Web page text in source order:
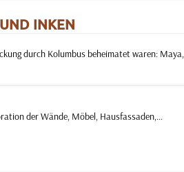
INKEN
durch Kolumbus beheimatet waren: Maya,
der Wände, Möbel, Hausfassaden,...